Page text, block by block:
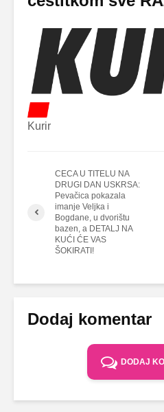
Kurir
CECA U TITELU NA
DRUGI DAN USKRSA:
Pevačica pokazala
imanje Veljka i
Bogdane, u dvorištu
bazen, a DETALJ NA
KUĆI ĆE VAS
ŠOKIRATI!
Dodaj komentar
DODAJ